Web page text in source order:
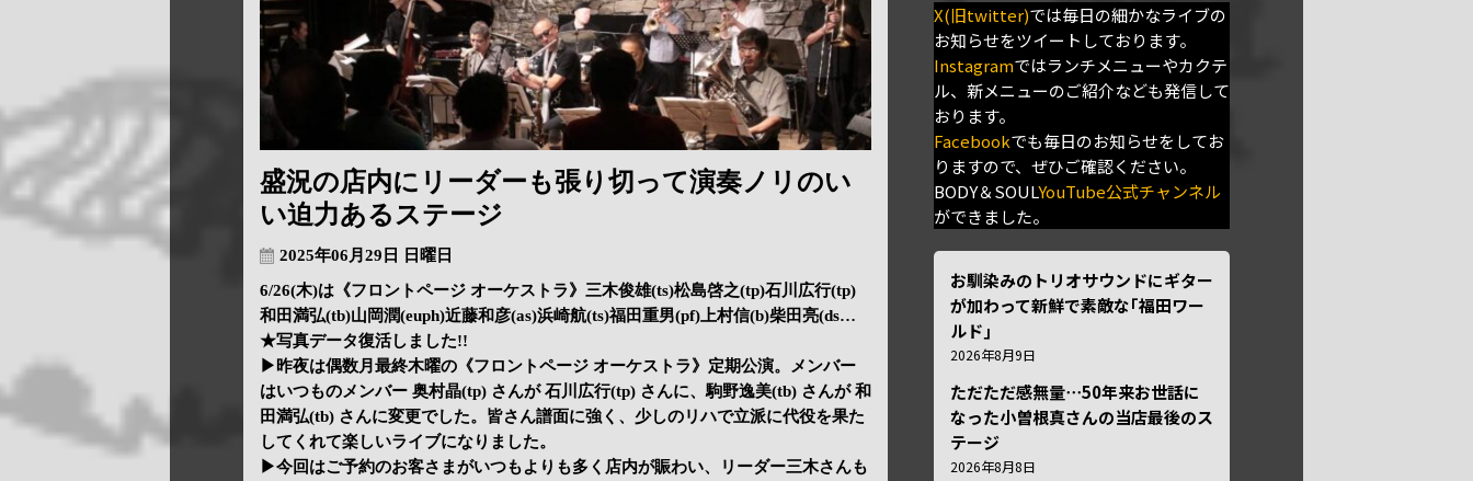
盛況の店内にリーダーも張り切って演奏ノリのい
い迫力あるステージ
2025年06月29日 日曜日
6/26(木)は《フロントページ オーケストラ》三木俊雄(ts)松島啓之(tp)石川広行(tp)
和田満弘(tb)山岡潤(euph)近藤和彦(as)浜崎航(ts)福田重男(pf)上村信(b)柴田亮(ds…
★写真データ復活しました!!
▶昨夜は偶数月最終木曜の《フロントページ オーケストラ》定期公演。メンバー
はいつものメンバー 奥村晶(tp) さんが 石川広行(tp) さんに、駒野逸美(tb) さんが 和
田満弘(tb) さんに変更でした。皆さん譜面に強く、少しのリハで立派に代役を果た
してくれて楽しいライブになりました。
▶今回はご予約のお客さまがいつもよりも多く店内が賑わい、リーダー三木さんも
X(旧twitter)では毎日の細かなライブの
お知らせをツイートしております。
Instagramではランチメニューやカクテ
ル、新メニューのご紹介なども発信して
おります。
Facebookでも毎日のお知らせをしてお
りますので、ぜひご確認ください。
BODY＆SOULYouTube公式チャンネル
ができました。
お馴染みのトリオサウンドにギター
が加わって新鮮で素敵な｢福田ワー
ルド｣
2026年8月9日
ただただ感無量⋯50年来お世話に
なった小曽根真さんの当店最後のス
テージ
2026年8月8日